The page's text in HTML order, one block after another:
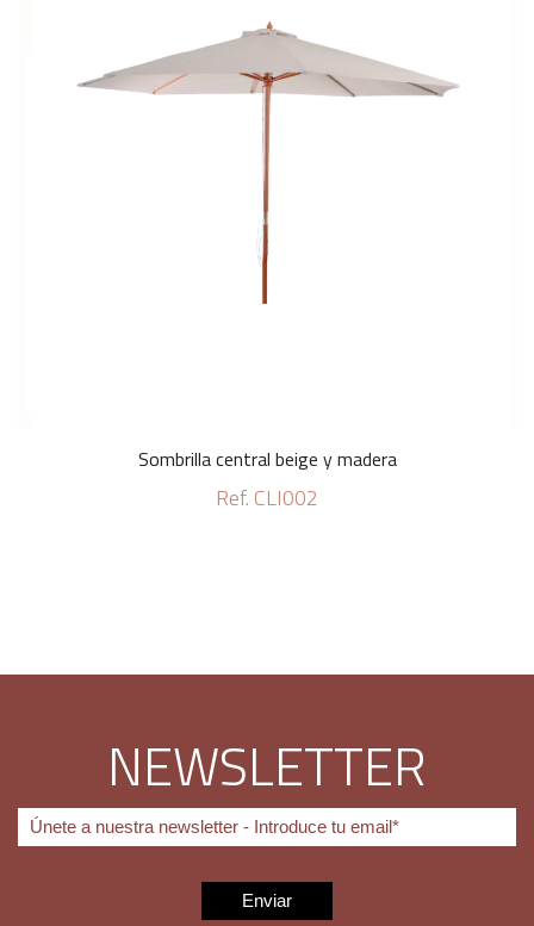
Sombrilla central beige y madera
Ref. CLI002
NEWSLETTER